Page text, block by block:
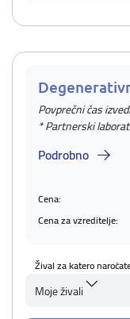
Povprečni čas
* Partnerski
Podrobno
Cena:
Cena za vzreditelje:
Žival za katero
Moje živali